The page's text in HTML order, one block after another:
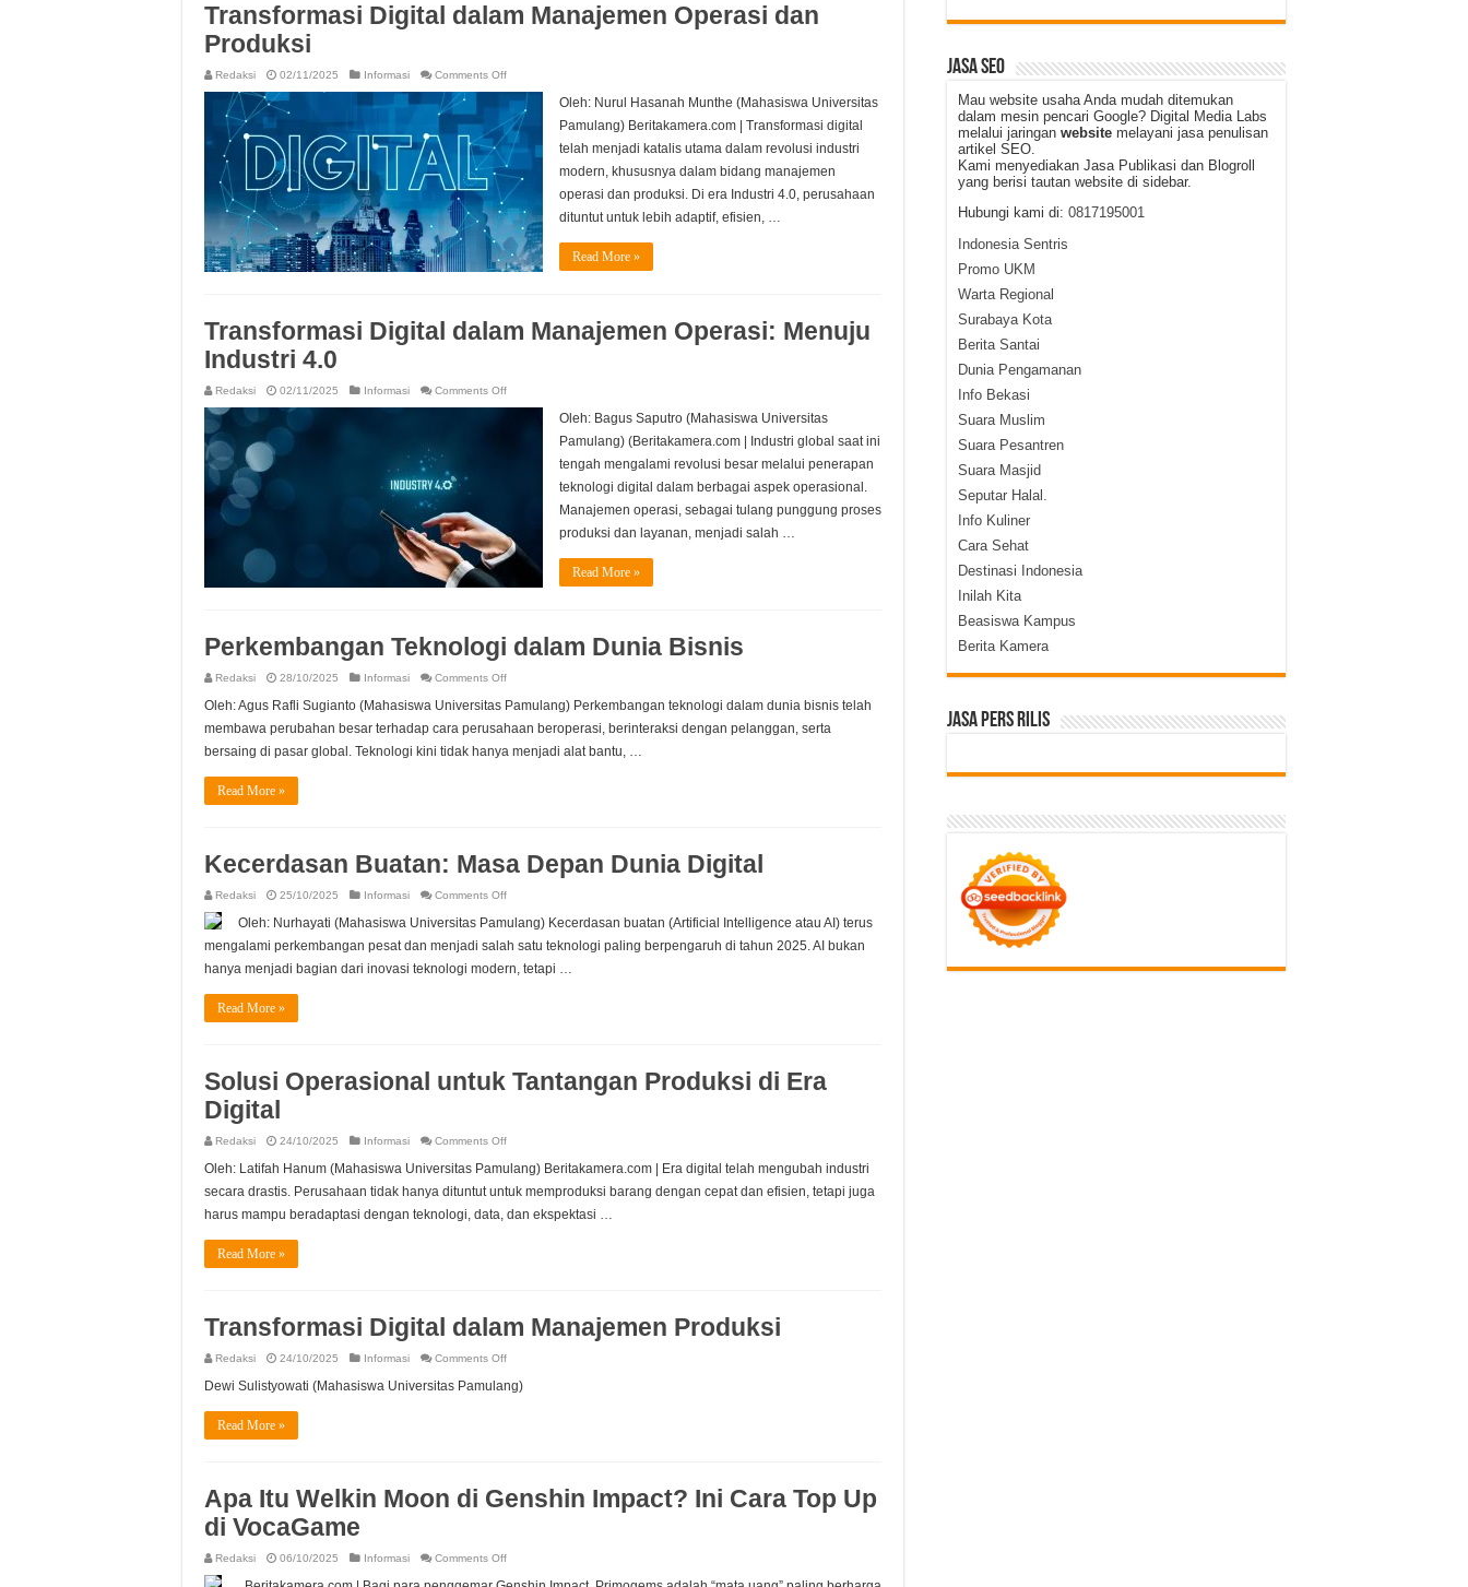
Transformasi Digital dalam Manajemen Operasi dan
Produksi
Redaksi 02/11/2025 Informasi Comments Offon
Digital
dalam
Manajemen
Operasi
dan
Produksi
Oleh: Nurul Hasanah Munthe (Mahasiswa Universitas
Pamulang) Beritakamera.com | Transformasi digital
telah menjadi katalis utama dalam revolusi industri
modern, khususnya dalam bidang manajemen
operasi dan produksi. Di era Industri 4.0, perusahaan
dituntut untuk lebih adaptif, efisien, …
Read More »
Transformasi Digital dalam Manajemen Operasi: Menuju
Industri 4.0
Redaksi 02/11/2025 Informasi Comments Offon
Manajemen
Oleh: Bagus Saputro (Mahasiswa Universitas
Pamulang) (Beritakamera.com | Industri global saat ini
tengah mengalami revolusi besar melalui penerapan
teknologi digital dalam berbagai aspek operasional.
Manajemen operasi, sebagai tulang punggung proses
produksi dan layanan, menjadi salah …
Read More »
Perkembangan Teknologi dalam Dunia Bisnis
Redaksi 28/10/2025 Informasi Comments Offon
Teknologi
dalam
Dunia
Bisnis
Oleh: Agus Rafli Sugianto (Mahasiswa Universitas Pamulang) Perkembangan teknologi dalam dunia bisnis telah
membawa perubahan besar terhadap cara perusahaan beroperasi, berinteraksi dengan pelanggan, serta
bersaing di pasar global. Teknologi kini tidak hanya menjadi alat bantu, …
Read More »
Kecerdasan Buatan: Masa Depan Dunia Digital
Redaksi 25/10/2025 Informasi Comments Offon
Buatan:
Masa
Depan
Dunia
Digital
Oleh: Nurhayati (Mahasiswa Universitas Pamulang) Kecerdasan buatan (Artificial Intelligence atau AI) terus
mengalami perkembangan pesat dan menjadi salah satu teknologi paling berpengaruh di tahun 2025. AI bukan
hanya menjadi bagian dari inovasi teknologi modern, tetapi …
Read More »
Solusi Operasional untuk Tantangan Produksi di Era
Digital
Redaksi 24/10/2025 Informasi Comments Offon
Operasional
untuk
Tantangan
Produksi
di
Oleh: Latifah Hanum (Mahasiswa Universitas Pamulang) Beritakamera.com | Era digital telah mengubah industri
secara drastis. Perusahaan tidak hanya dituntut untuk memproduksi barang dengan cepat dan efisien, tetapi juga
harus mampu beradaptasi dengan teknologi, data, dan ekspektasi …
Read More »
Transformasi Digital dalam Manajemen Produksi
Redaksi 24/10/2025 Informasi Comments Offon
Digital
dalam
Dewi Sulistyowati (Mahasiswa Universitas Pamulang)
Read More »
Apa Itu Welkin Moon di Genshin Impact? Ini Cara Top Up
di VocaGame
Redaksi 06/10/2025 Informasi Comments Offon
Itu
JASA SEO
Mau website usaha Anda mudah ditemukan
dalam mesin pencari Google? Digital Media Labs
melalui jaringan website melayani jasa penulisan
artikel SEO.
Kami menyediakan Jasa Publikasi dan Blogroll
yang berisi tautan website di sidebar.
Hubungi kami di: 0817195001
Indonesia Sentris
Promo UKM
Warta Regional
Surabaya Kota
Berita Santai
Dunia Pengamanan
Info Bekasi
Suara Muslim
Suara Pesantren
Suara Masjid
Seputar Halal.
Info Kuliner
Cara Sehat
Destinasi Indonesia
Inilah Kita
Beasiswa Kampus
Berita Kamera
Jasa Pers Rilis